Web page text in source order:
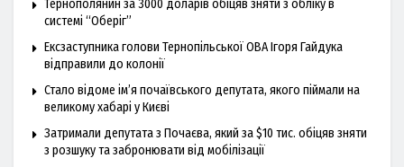
Тернополянин за 3000 доларів обіцяв зняти з обліку в
системі “Оберіг”
Ексзаступника голови Тернопільської ОВА Ігоря Гайдука
відправили до колонії
Стало відоме ім’я почаївського депутата, якого піймали на
великому хабарі у Києві
Затримали депутата з Почаєва, який за $10 тис. обіцяв зняти
з розшуку та забронювати від мобілізації